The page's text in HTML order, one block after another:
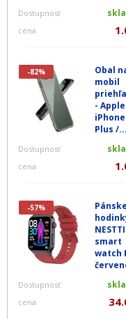
Dostupnosť
cena
-82%
Obal
mobil
- Apple
Plus /...
Dostupnosť
cena
-57%
Pánske
NESTTI
smart
watch
Dostupnosť
cena